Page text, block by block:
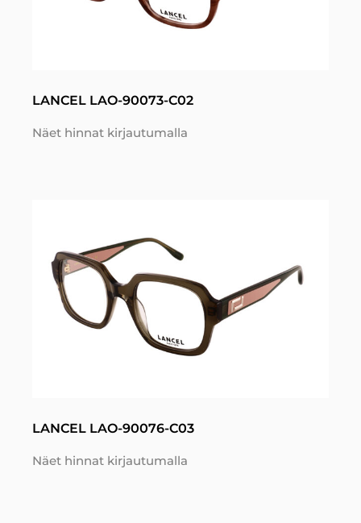
LANCEL LAO-90073-C02
Näet hinnat kirjautumalla
LANCEL LAO-90076-C03
Näet hinnat kirjautumalla